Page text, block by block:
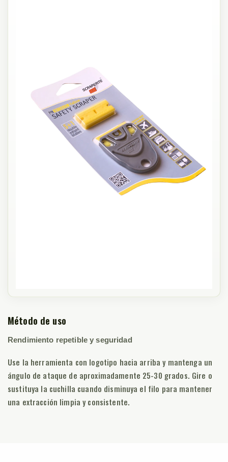
Método de uso
Rendimiento repetible y seguridad
Use la herramienta con logotipo hacia arriba y mantenga un
ángulo de ataque de aproximadamente 25-30 grados. Gire o
sustituya la cuchilla cuando disminuya el filo para mantener
una extracción limpia y consistente.